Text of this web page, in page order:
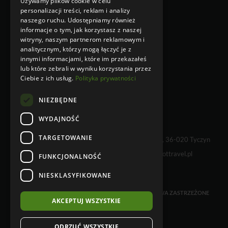
WHY NOT TRAVEL sp. z o.o., Kielnarowa 108 A, 36-020 Tyczyn
tel. +48 17 230 68 01 e-mail:
info@whynottravel.pl
Klauzula Informacyjna w
przypadku zbierania danych
osobowych niebezpośrednio od
osoby, której dane dotyczą
Klauzula Informacyjna w
przypadku zbierania danych
osobowych bezpośrednio od osoby,
której dane dotyczą
COPYRIGHT © 2026 WHYNOTTRAVEL. WSZELKIE PRAWA ZASTRZEŻONE
personalizacji treści, reklam i analizy
naszego ruchu. Udostępniamy również
informacje o tym, jak korzystasz z naszej
witryny, naszym partnerom reklamowym i
analitycznym, którzy mogą łączyć je z
innymi informacjami, które im przekazałeś
lub które zebrali w wyniku korzystania przez
Ciebie z ich usług. Polityka prywatności
NIEZBĘDNE
WYDAJNOŚĆ
TARGETOWANIE
FUNKCJONALNOŚĆ
NIESKLASYFIKOWANE
AKCEPTUJ WSZYSTKIE